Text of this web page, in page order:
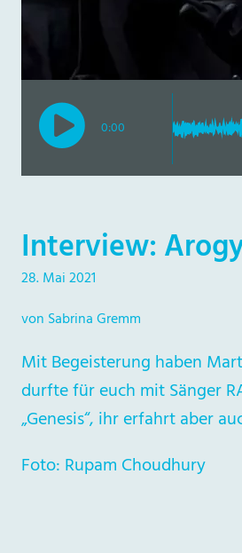
0:00
Interview:
28. Mai 2021
von Sabrina Gremm
Mit Begeisterung haben
durfte für euch mit Sänger
„Genesis“, ihr erfahrt aber
Foto: Rupam Choudhury